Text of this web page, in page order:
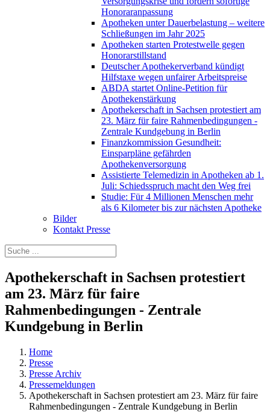
Honoraranpassung
Apotheken unter Dauerbelastung – weitere
Schließungen im Jahr 2025
Apotheken starten Protestwelle gegen
Honorarstillstand
Deutscher Apothekerverband kündigt
Hilfstaxe wegen unfairer Arbeitspreise
ABDA startet Online-Petition für
Apothekenstärkung
Apothekerschaft in Sachsen protestiert am
23. März für faire Rahmenbedingungen -
Zentrale Kundgebung in Berlin
Finanzkommission Gesundheit:
Einsparpläne gefährden
Apothekenversorgung
Assistierte Telemedizin in Apotheken ab 1.
Juli: Schiedsspruch macht den Weg frei
Studie: Für 4 Millionen Menschen mehr
als 6 Kilometer bis zur nächsten Apotheke
Bilder
Kontakt Presse
Apothekerschaft in Sachsen protestiert
am 23. März für faire
Rahmenbedingungen - Zentrale
Kundgebung in Berlin
Home
Presse
Presse Archiv
Pressemeldungen
Apothekerschaft in Sachsen protestiert am 23. März für faire
Rahmenbedingungen - Zentrale Kundgebung in Berlin